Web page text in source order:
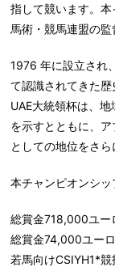
指して競います。
馬術・競馬連盟の監
1976 年に設立され
て認識されてきた
UAE大統領杯は、
を示すとともに、 ア
としての地位をさ
本チャンピオンシ
総賞金718,000ユー
総賞金74,000ユー
若馬向けCSIYH1*